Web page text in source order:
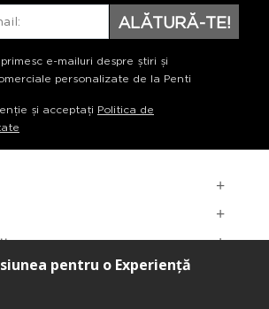
ALĂTURĂ-TE!
e-mailuri despre știri și
personalizate de la Penti
și acceptați Politica de